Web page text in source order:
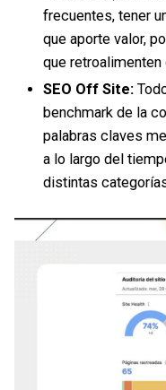
frecuentes, tener
que aporte valor,
que
SEO Off Site:
benchmark de la
palabras claves
a lo largo del
distintas